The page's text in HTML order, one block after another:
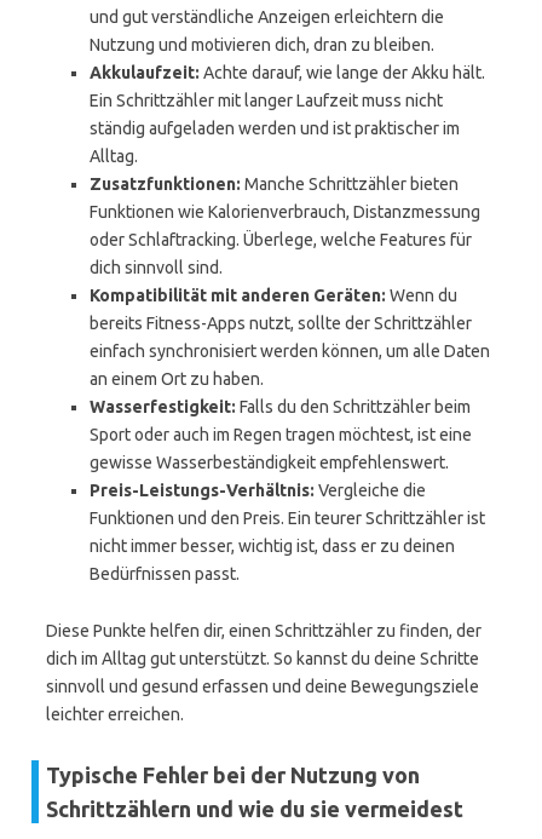
und gut verständliche Anzeigen erleichtern die
Nutzung und motivieren dich, dran zu bleiben.
Akkulaufzeit: Achte darauf, wie lange der Akku hält.
Ein Schrittzähler mit langer Laufzeit muss nicht
ständig aufgeladen werden und ist praktischer im
Alltag.
Zusatzfunktionen: Manche Schrittzähler bieten
Funktionen wie Kalorienverbrauch, Distanzmessung
oder Schlaftracking. Überlege, welche Features für
dich sinnvoll sind.
Kompatibilität mit anderen Geräten: Wenn du
bereits Fitness-Apps nutzt, sollte der Schrittzähler
einfach synchronisiert werden können, um alle Daten
an einem Ort zu haben.
Wasserfestigkeit: Falls du den Schrittzähler beim
Sport oder auch im Regen tragen möchtest, ist eine
gewisse Wasserbeständigkeit empfehlenswert.
Preis-Leistungs-Verhältnis: Vergleiche die
Funktionen und den Preis. Ein teurer Schrittzähler ist
nicht immer besser, wichtig ist, dass er zu deinen
Bedürfnissen passt.
Diese Punkte helfen dir, einen Schrittzähler zu finden, der
dich im Alltag gut unterstützt. So kannst du deine Schritte
sinnvoll und gesund erfassen und deine Bewegungsziele
leichter erreichen.
Typische Fehler bei der Nutzung von
Schrittzählern und wie du sie vermeidest